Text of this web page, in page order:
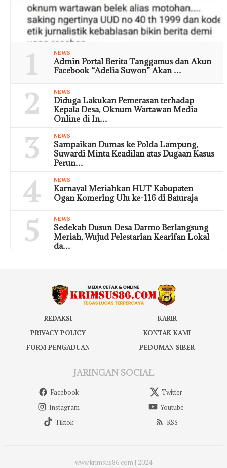
1 NEWS
Admin Portal Berita Tanggamus dan Akun
Facebook “Adelia Suwon” Akan …
2 NEWS
Diduga Lakukan Pemerasan terhadap
Kepala Desa, Oknum Wartawan Media
Online di In…
3 NEWS
Sampaikan Dumas ke Polda Lampung,
Suwardi Minta Keadilan atas Dugaan Kasus
Perun…
4 NEWS
Karnaval Meriahkan HUT Kabupaten
Ogan Komering Ulu ke-116 di Baturaja
5 NEWS
Sedekah Dusun Desa Darmo Berlangsung
Meriah, Wujud Pelestarian Kearifan Lokal
da…
REDAKSI
KARIR
PRIVACY POLICY
KONTAK KAMI
FORM PENGADUAN
PEDOMAN SIBER
JARINGAN SOCIAL
Facebook
Twitter
Instagram
Youtube
Tiktok
RSS
www.krimsus86.com | 2024